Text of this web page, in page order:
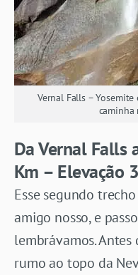
Vernal Falls –
caminha
Da Vernal Falls
Km – Elevação
Esse segundo
amigo nosso, e
lembrávamos. Antes
rumo ao topo da